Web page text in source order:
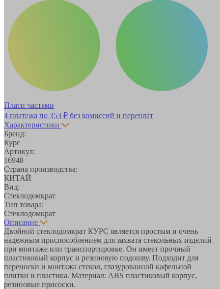
Плати частями
4 платежа по 353 ₽ без комиссий и переплат
Характеристики
Бренд:
Курс
Артикул:
16948
Страна производства:
КИТАЙ
Вид:
Стеклодомкрат
Тип товара:
Стеклодомкрат
Описание
Двойной стеклодомкрат КУРС является простым и очень
надежным приспособлением для захвата стекольных изделий
при монтаже или транспортировке. Он имеет прочный
пластиковый корпус и резиновую подошву. Подходит для
переноски и монтажа стекол, глазурованной кафельной
плитки и пластика. Материал: ABS пластиковый корпус,
резиновые присоски.